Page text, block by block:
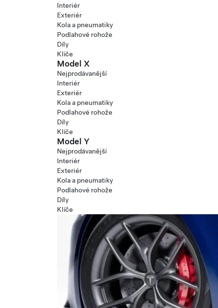
Interiér
Exteriér
Kola a pneumatiky
Podlahové rohože
Díly
Klíče
Model X
Nejprodávanější
Interiér
Exteriér
Kola a pneumatiky
Podlahové rohože
Díly
Klíče
Model Y
Nejprodávanější
Interiér
Exteriér
Kola a pneumatiky
Podlahové rohože
Díly
Klíče